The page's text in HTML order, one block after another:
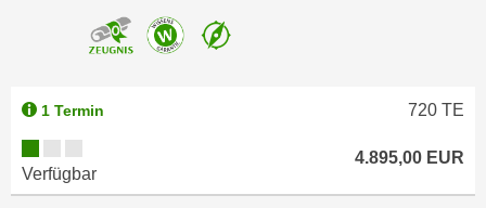
1 Termin 720 TE
Verfügbar
4.895,00 EUR